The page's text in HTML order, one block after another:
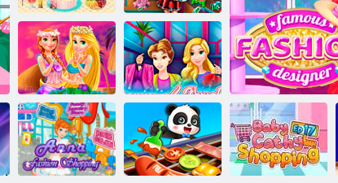
Kūdikio Tayloro
laiminga motinų
diena
Biedronka
Valentino
dovanos
Princesė Havajai
Stilius
Rapunzel Ir
Belle Prekių